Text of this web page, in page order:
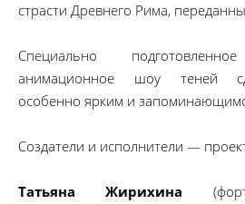
страсти Древнего Рима,
Специально
анимационное шоу теней
особенно ярким и
Создатели и исполнители —
Татьяна Жирихина